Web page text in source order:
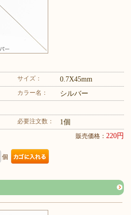
サイズ： 0.7X45mm
カラー名： シルバー
必要注文数： 1個
販売価格： 220円
個